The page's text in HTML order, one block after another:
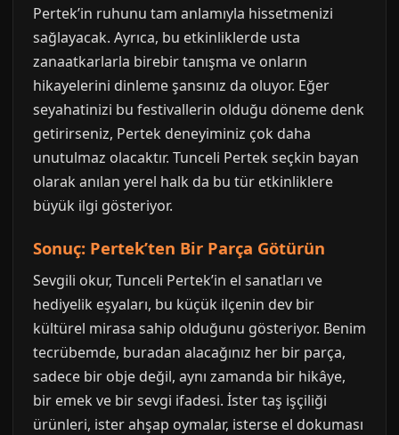
Pertek’in ruhunu tam anlamıyla hissetmenizi
sağlayacak. Ayrıca, bu etkinliklerde usta
zanaatkarlarla birebir tanışma ve onların
hikayelerini dinleme şansınız da oluyor. Eğer
seyahatinizi bu festivallerin olduğu döneme denk
getirirseniz, Pertek deneyiminiz çok daha
unutulmaz olacaktır. Tunceli Pertek seçkin bayan
olarak anılan yerel halk da bu tür etkinliklere
büyük ilgi gösteriyor.
Sonuç: Pertek’ten Bir Parça Götürün
Sevgili okur, Tunceli Pertek’in el sanatları ve
hediyelik eşyaları, bu küçük ilçenin dev bir
kültürel mirasa sahip olduğunu gösteriyor. Benim
tecrübemde, buradan alacağınız her bir parça,
sadece bir obje değil, aynı zamanda bir hikâye,
bir emek ve bir sevgi ifadesi. İster taş işçiliği
ürünleri, ister ahşap oymalar, isterse el dokuması